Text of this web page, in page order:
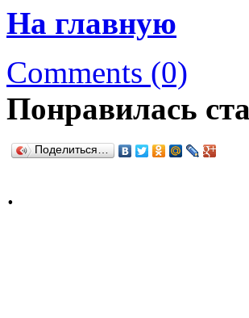
На главную
Comments (0)
Понравилась
Поделиться…
.